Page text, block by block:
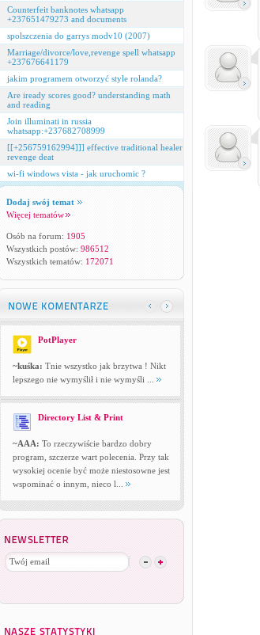
Counterfeit banknotes whatsapp
+237651479273 and documents
spolszczenia do garrys modv10 (2007)
Marriage/divorce/love,revenge spell whatsapp
+237676641179
jakim programem otworzyć style rolanda?
Are iready scores good? understanding math
and reading
Join illuminati in russia
whatsapp:+237682708999
[[+256759162994]]] effective traditional healer
revenge deat
wi-fi windows vista - jak uruchomic ?
Dodaj swój temat
Więcej tematów
Osób na forum: 1905
Wszystkich postów: 986512
Wszystkich tematów: 172071
PotPlayer
~kuśka: Tnie wszystko jak brzytwa ! Nikt
lepszego nie wymyślił i nie wymyśli ...
Directory List & Print
~AAA: To rzeczywiście bardzo dobry
program, szczerze wart polecenia. Przy tak
wysokiej ocenie być może niestosowne jest
wspominać o innym, nieco l...